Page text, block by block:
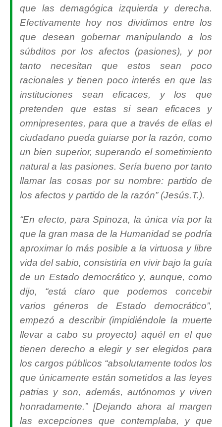
que las demagógica izquierda y derecha.
Efectivamente hoy nos dividimos entre los
que desean gobernar manipulando a los
súbditos por los afectos (pasiones), y por
tanto necesitan que estos sean poco
racionales y tienen poco interés en que las
instituciones sean eficaces, y los que
pretenden que estas si sean eficaces y
omnipresentes, para que a través de ellas el
ciudadano pueda guiarse por la razón, como
un bien superior, superando el sometimiento
natural a las pasiones. Sería bueno por tanto
llamar las cosas por su nombre: partido de
los afectos y partido de la razón” (Jesús.T.).
“En efecto, para Spinoza, la única vía por la
que la gran masa de la Humanidad se podría
aproximar lo más posible a la virtuosa y libre
vida del sabio, consistiría en vivir bajo la guía
de un Estado democrático y, aunque, como
dijo, “está claro que podemos concebir
varios géneros de Estado democrático”,
empezó a describir (impidiéndole la muerte
llevar a cabo su proyecto) aquél en el que
tienen derecho a elegir y ser elegidos para
los cargos públicos “absolutamente todos los
que únicamente están sometidos a las leyes
patrias y son, además, autónomos y viven
honradamente.” [Dejando ahora al margen
las excepciones que contemplaba, y que